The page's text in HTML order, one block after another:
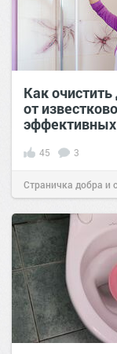
Как
от
эффективных
45 3
Страничка добра и
позитива!16:2008